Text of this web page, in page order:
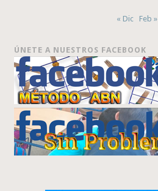
« Dic Feb »
ÚNETE A NUESTROS FACEBOOK